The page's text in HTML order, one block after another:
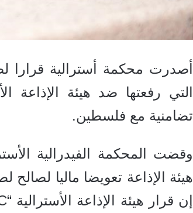
أصدرت محكمة أسترالية قرارا
التي رفعتها ضد هيئة
تضامنية مع فلسطين.
وقضت المحكمة الفيدرالية